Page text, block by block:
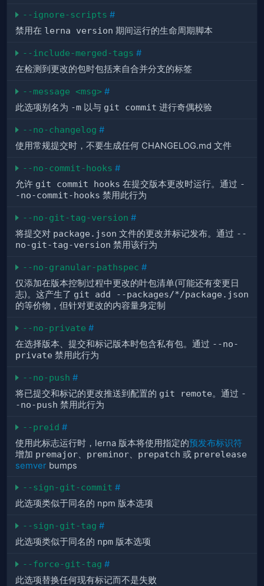
--ignore-scripts #
禁用在 lerna version 期间运行的生命周期脚本
--include-merged-tags #
在检测到更改的包时包括来自合并分支的标签
--message <msg> #
此选项别名为 -m 以与 git commit 进行奇偶校验
--no-changelog #
使用常规提交时，不要生成任何 CHANGELOG.md 文件
--no-commit-hooks #
允许 git commit hooks 在提交版本更改时运行。通过 -
-no-commit-hooks 禁用此行为
--no-git-tag-version #
将提交对 package.json 文件的更改并标记发布。通过 --
no-git-tag-version 禁用该行为
--no-granular-pathspec #
仅添加在版本控制过程中更改的叶包清单(可能还有变更日
志)。这产生了 git add --packages/*/package.json
的等价物，但针对更改的内容量身定制
--no-private #
在选择版本、提交和标记版本时包含私有包。通过 --no-
private 禁用此行为
--no-push #
将已提交和标记的更改推送到配置的 git remote。通过 -
-no-push 禁用此行为
--preid #
使用此标志运行时，lerna 版本将使用指定的预发布标识符
增加 premajor、 preminor、 prepatch 或 prerelease
semver bumps
--sign-git-commit #
此选项类似于同名的 npm 版本选项
--sign-git-tag #
此选项类似于同名的 npm 版本选项
--force-git-tag #
此选项替换任何现有标记而不是失败